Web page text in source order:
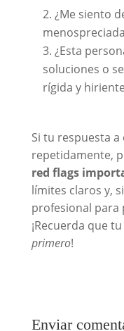
¿Me siento
¿Esta
soluciones o
rígida y
Si tu respuesta a
repetidamente,
red flags
límites claros y,
profesional para
¡Recuerda que
primero!
Enviar